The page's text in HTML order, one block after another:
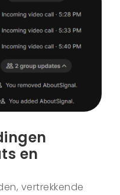
en
vertrekkende